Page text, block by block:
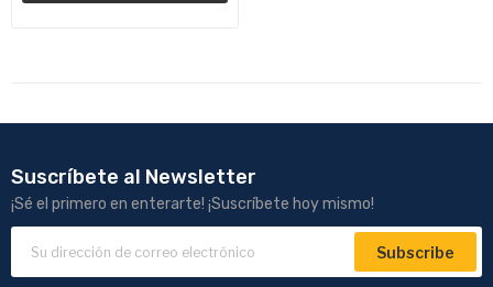
Suscríbete al Newsletter
¡Sé el primero en enterarte! ¡Suscríbete hoy mismo!
Subscribe